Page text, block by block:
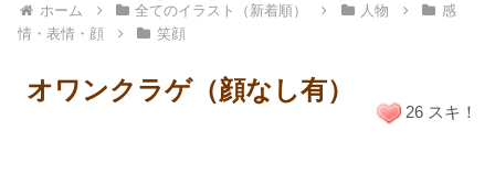
ホーム 全てのイラスト（新着順） 人物
感
情・表情・顔
笑顔
オワンクラゲ（顔なし有）
26 スキ！